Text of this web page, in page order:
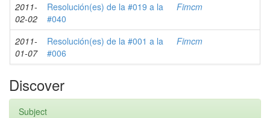
2011-
02-02
Resolución(es) de la #019 a la
#040
Fimcm
2011-
01-07
Resolución(es) de la #001 a la
#006
Fimcm
Discover
Subject